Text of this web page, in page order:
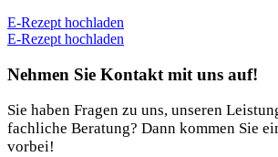
E-Rezept hochladen
E-Rezept hochladen
Nehmen Sie Kontakt mit uns auf!
Sie haben Fragen zu uns, unseren
fachliche Beratung? Dann kommen Sie
vorbei!